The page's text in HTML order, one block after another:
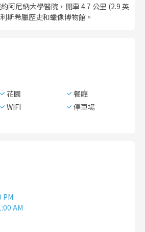
阿尼納大學醫院，開車 4.7 公里 (2.9 英
斯希臘歷史和蠟像博物館。
花園
餐廳
WIFI
停車場
PM
AM